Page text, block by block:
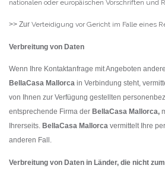
nationalen oder europäischen Vorschriften und
>> Zur Verteidigung vor Gericht im Falle eines
Verbreitung von Daten
Wenn Ihre Kontaktanfrage mit Angeboten
BellaCasa Mallorca in Verbindung steht,
von Ihnen zur Verfügung gestellten
entsprechende Firma der BellaCasa Mallorca,
Ihrerseits. BellaCasa Mallorca vermittelt Ihre
anderen Fall.
Verbreitung von Daten in Länder, die nicht